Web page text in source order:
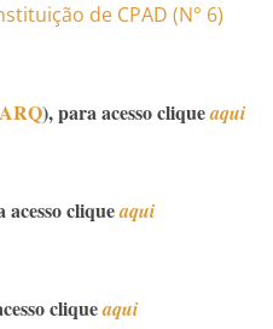
de CPAD (N° 6)
), para acesso cliqueaqui
acesso cliqueaqui
cliqueaqui